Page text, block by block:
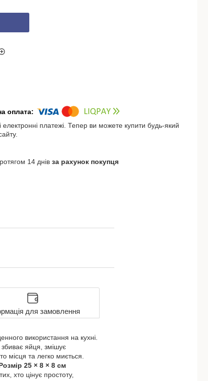
електронні платежі. Тепер ви можете купити будь-який
14 днів за рахунок покупця
для замовлення
використання на кухні.
збиває яйця, змішує
місця та легко миється.
25 × 8 × 8 см
хто цінує простоту,